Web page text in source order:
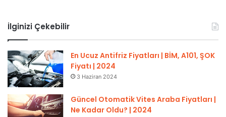
İlginizi Çekebilir
En Ucuz Antifriz Fiyatları | BİM, A101, ŞOK
Fiyatı | 2024
3 Haziran 2024
Güncel Otomatik Vites Araba Fiyatları |
Ne Kadar Oldu? | 2024